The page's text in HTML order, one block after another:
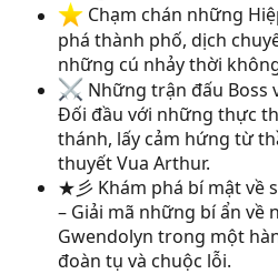
Chạm chán những
phá thành phố, dịch
những cú nhảy thời
Những trận đấu Boss
Đối đầu với những thực
thánh, lấy cảm hứng từ
thuyết Vua Arthur.
★彡 Khám phá bí mật về
– Giải mã những bí ẩn về
Gwendolyn trong một
đoàn tụ và chuộc lỗi.